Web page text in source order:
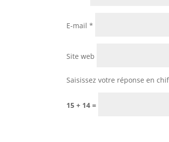
E-mail*
Site web
Saisissez votre réponse en
15 + 14 =